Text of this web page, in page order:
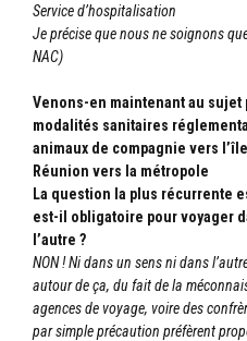
Service d’hospitalisation
Je précise que nous ne soignons
NAC)
Venons-en maintenant au
modalités sanitaires
animaux de compagnie vers
Réunion vers la métropole
La question la plus récurrente
est-il obligatoire pour voyager
l’autre ?
NON ! Ni dans un sens ni dans
autour de ça, du fait de la
agences de voyage, voire des
par simple précaution préfèrent